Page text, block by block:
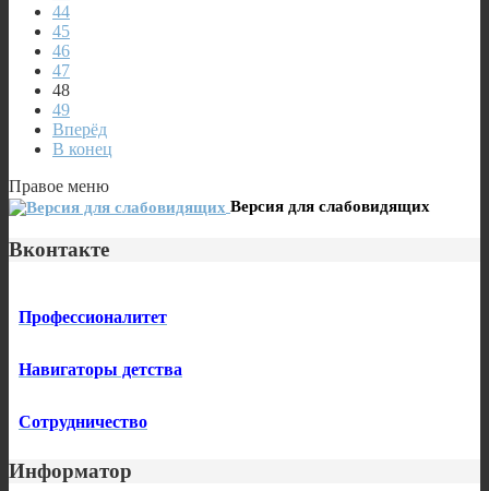
44
45
46
47
48
49
Вперёд
В конец
Правое меню
Версия для слабовидящих
Вконтакте
Профессионалитет
Навигаторы детства
Сотрудничество
Информатор